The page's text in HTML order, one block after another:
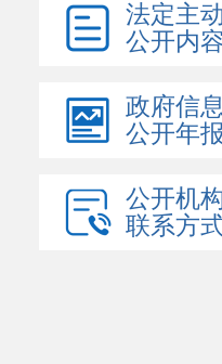
法定主动
公开内
政府信
公开年报
公开机
联系方